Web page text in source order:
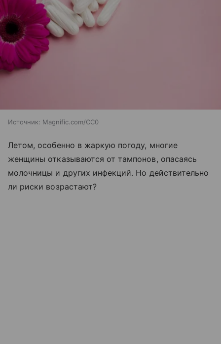
Источник: Magnific.com/CC0
Летом, особенно в жаркую погоду, многие
женщины отказываются от тампонов, опасаясь
молочницы и других инфекций. Но действительно
ли риски возрастают?